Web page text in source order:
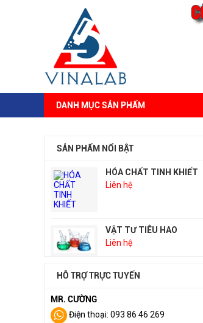
DANH MỤC SẢN PHẨM
SẢN PHẨM NỔI BẬT
HÓA CHẤT TINH KHIẾT
Liên hệ
VẬT TƯ TIÊU HAO
Liên hệ
HỖ TRỢ TRỰC TUYẾN
MR. CƯỜNG
Điện thoại: 093 86 46 269